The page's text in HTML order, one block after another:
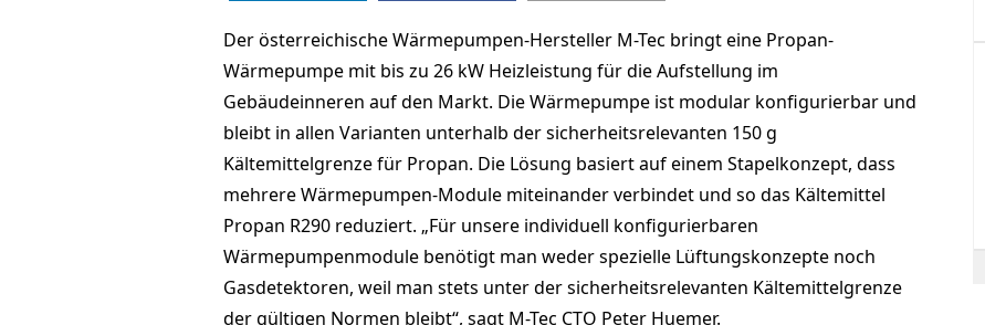
Der österreichische Wärmepumpen-Hersteller M-Tec bringt eine Propan-
Wärmepumpe mit bis zu 26 kW Heizleistung für die Aufstellung im
Gebäudeinneren auf den Markt. Die Wärmepumpe ist modular konfigurierbar und
bleibt in allen Varianten unterhalb der sicherheitsrelevanten 150 g
Kältemittelgrenze für Propan. Die Lösung basiert auf einem Stapelkonzept, dass
mehrere Wärmepumpen-Module miteinander verbindet und so das Kältemittel
Propan R290 reduziert. „Für unsere individuell konfigurierbaren
Wärmepumpenmodule benötigt man weder spezielle Lüftungskonzepte noch
Gasdetektoren, weil man stets unter der sicherheitsrelevanten Kältemittelgrenze
der gültigen Normen bleibt“, sagt M-Tec CTO Peter Huemer.